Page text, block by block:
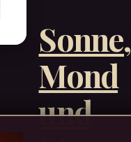
Sonne,
Mond
und